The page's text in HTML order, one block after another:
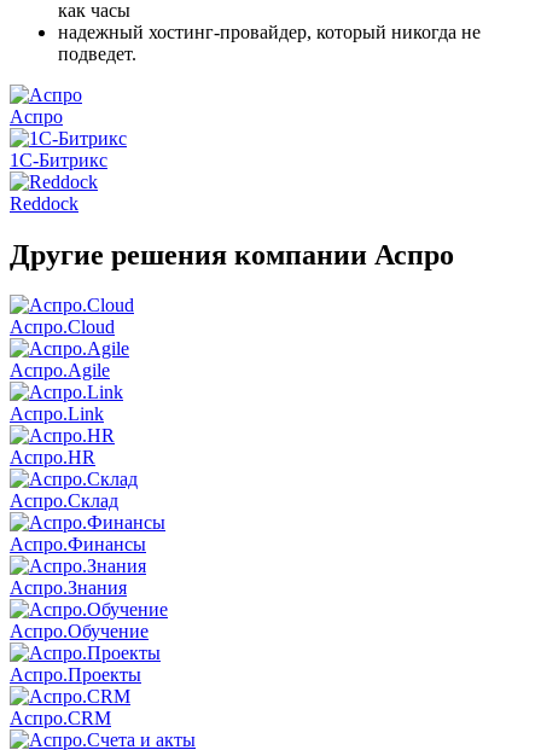
как часы
надежный хостинг-провайдер, который никогда не
подведет.
Аспро
1C-Битрикс
Reddock
Другие решения компании Аспро
Аспро.Cloud
Аспро.Agile
Аспро.Link
Аспро.HR
Аспро.Склад
Аспро.Финансы
Аспро.Знания
Аспро.Обучение
Аспро.Проекты
Аспро.CRM